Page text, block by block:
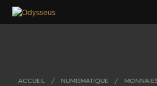
ACCUEIL / NUMISMATIQUE /